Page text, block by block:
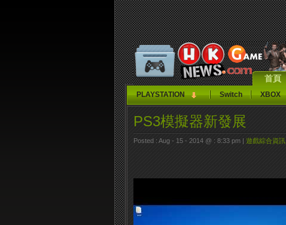
首頁
PLAYSTATION Switch XBOX
PS3模擬器新發展
Posted : Aug - 15 - 2014 @ : 8:33 pm | 遊戲綜合資訊